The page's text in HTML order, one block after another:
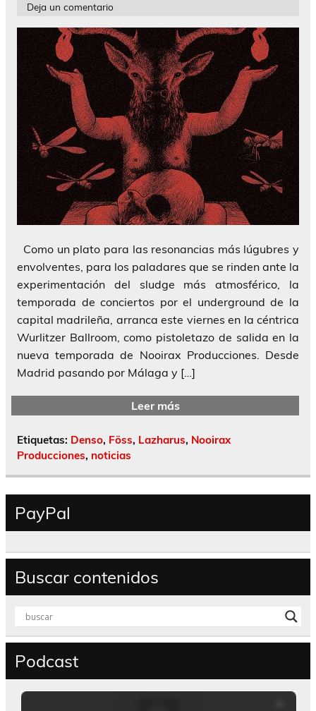
Deja un comentario
Como un plato para las resonancias más lúgubres y
envolventes, para los paladares que se rinden ante la
experimentación del sludge más atmosférico, la
temporada de conciertos por el underground de la
capital madrileña, arranca este viernes en la céntrica
Wurlitzer Ballroom, como pistoletazo de salida en la
nueva temporada de Nooirax Producciones. Desde
Madrid pasando por Málaga y […]
Leer más
Etiquetas: Denso, Föss, Lazharus, Nooirax
Producciones, noticias
PayPal
Buscar contenidos
Podcast